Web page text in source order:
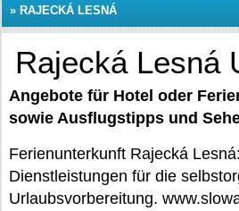
» RAJECKÁ LESNÁ
Rajecká Lesná
Angebote für Hotel oder
sowie Ausflugstipps und
Ferienunterkunft Rajecká
Dienstleistungen für die
Urlaubsvorbereitung.